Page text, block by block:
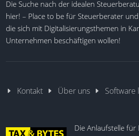
abgestimmte Finanzdaten sowie
Steuerung komplexer
Rechnungsanalyse
Periodenabschluss prüfen
Die Suche nach der idealen
hier! – Place to be für Steuerberater
die sich mit Digitalisierungsthemen in
Unternehmen beschäftigen wollen!
Kontakt Über uns Software
Die Anlaufstelle für